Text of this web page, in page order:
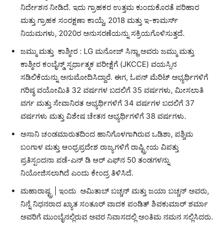
ನಿರ್ದೇಶನ ನೀಡಿದೆ. ಇದು ಗ್ರಾಹಕರ ಉತ್ತಮ ಕುಂದುಕೊರತೆ ಪರಿಹಾರ
ಮತ್ತು ಗ್ರಾಹಕ ಸಂರಕ್ಷಣಾ ಕಾಯ್ದೆ, 2018 ಮತ್ತು ಇ-ಕಾಮರ್ಸ್
ನಿಯಮಗಳು, 2020ರ ಅನುಸರಣೆಯನ್ನು ಸಕ್ರಿಯಗೊಳಿಸುತ್ತದೆ.
ಜಮ್ಮು ಮತ್ತು ಕಾಶ್ಮೀರ : LG ಮನೋಜ್ ಸಿನ್ಹಾ ಅವರು ಜಮ್ಮು ಮತ್ತು
ಕಾಶ್ಮೀರ ಕಂಬೈನ್ಡ್ ಸ್ಪರ್ಧಾತ್ಮಕ ಪರೀಕ್ಷೆಗೆ (JKCCE) ವಯಸ್ಸಿನ
ಸಡಿಲಿಕೆಯನ್ನು ಅನುಮೋದಿಸಿದ್ದಾರೆ. ಈಗ, ಓಪನ್ ಮೆರಿಟ್ ಅಭ್ಯರ್ಥಿಗಳಿಗೆ
ಗರಿಷ್ಠ ವಯೋಮಿತಿ 32 ವರ್ಷಗಳ ಬದಲಿಗೆ 35 ವರ್ಷಗಳು, ಮೀಸಲಾತಿ
ವರ್ಗ ಮತ್ತು ಸೇವಾನಿರತ ಅಭ್ಯರ್ಥಿಗಳಿಗೆ 34 ವರ್ಷಗಳ ಬದಲಿಗೆ 37
ವರ್ಷಗಳು ಮತ್ತು ವಿಶೇಷ ಚೇತನ ಅಭ್ಯರ್ಥಿಗಳಿಗೆ 38 ವರ್ಷಗಳು.
ಅಸಾನಿ ಚಂಡಮಾರುತದಿಂದ ಹಾನಿಗೊಳಗಾಗಿರುವ ಒಡಿಶಾ, ಪಶ್ಚಿಮ
ಬಂಗಾಳ ಮತ್ತು ಆಂಧ್ರಪ್ರದೇಶ ರಾಜ್ಯಗಳಿಗೆ ರಾಷ್ಟ್ರೀಯ ವಿಪತ್ತು
ಪ್ರತಿಸ್ಪಂದನಾ ಪಡೆ-ಎನ್‌ ಡಿ ಆರ್‌ ಎಫ್‌ನ 50 ತಂಡಗಳನ್ನು
ನಿಯೋಜಿಸಲಾಗಿದೆ ಎಂದು ಕೇಂದ್ರ ತಿಳಿಸಿದೆ.
ಮಹಾರಾಷ್ಟ್ರ | ಇಂದು ಅಮಿತಾಬ್ ಬಚ್ಚನ್ ಮತ್ತು ಜಯಾ ಬಚ್ಚನ್ ಅವರು,
ನಿನ್ನೆ ನಿಧನರಾದ ಖ್ಯಾತ ಸಂತೂರ್ ವಾದಕ ಪಂಡಿತ್ ಶಿವಕುಮಾರ್ ಶರ್ಮಾ
ಅವರಿಗೆ ಮುಂಬೈನಲ್ಲಿರುವ ಅವರ ನಿವಾಸದಲ್ಲಿ ಅಂತಿಮ ನಮನ ಸಲ್ಲಿಸಿದರು.